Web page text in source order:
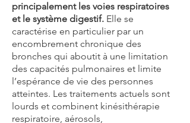
principalement les voies respiratoires
et le système digestif. Elle se
caractérise en particulier par un
encombrement chronique des
bronches qui aboutit à une limitation
des capacités pulmonaires et limite
l’espérance de vie des personnes
atteintes. Les traitements actuels sont
lourds et combinent kinésithérapie
respiratoire, aérosols,